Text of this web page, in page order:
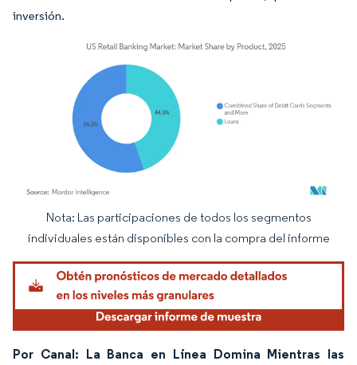
inversión.
Imagen © Mordor Intelligence. El uso requiere atribución según CC BY 4.0.
Nota: Las participaciones de todos los segmentos
individuales están disponibles con la compra del informe
Por Canal: La Banca en Línea Domina Mientras las